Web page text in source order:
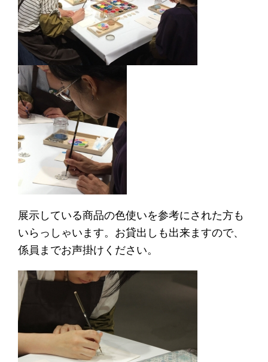
展示している商品の色使いを参考にされた方も
いらっしゃいます。お貸出しも出来ますので、
係員までお声掛けください。